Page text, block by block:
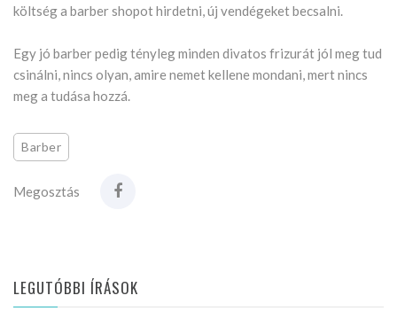
költség a barber shopot hirdetni, új vendégeket becsalni.
Egy jó barber pedig tényleg minden divatos frizurát jól meg tud
csinálni, nincs olyan, amire nemet kellene mondani, mert nincs
meg a tudása hozzá.
Barber
Megosztás
LEGUTÓBBI ÍRÁSOK